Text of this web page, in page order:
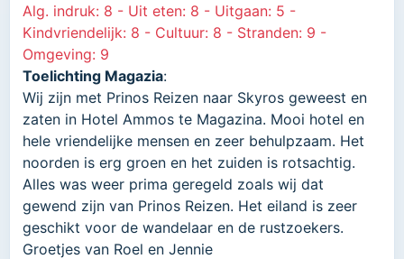
Alg. indruk: 8 - Uit eten: 8 - Uitgaan: 5 -
Kindvriendelijk: 8 - Cultuur: 8 - Stranden: 9 -
Omgeving: 9
Toelichting Magazia:
Wij zijn met Prinos Reizen naar Skyros geweest en
zaten in Hotel Ammos te Magazina. Mooi hotel en
hele vriendelijke mensen en zeer behulpzaam. Het
noorden is erg groen en het zuiden is rotsachtig.
Alles was weer prima geregeld zoals wij dat
gewend zijn van Prinos Reizen. Het eiland is zeer
geschikt voor de wandelaar en de rustzoekers.
Groetjes van Roel en Jennie